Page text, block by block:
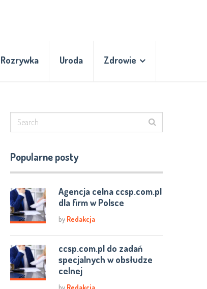
Rozrywka Uroda Zdrowie
Popularne posty
Agencja celna ccsp.com.pl
dla firm w Polsce
by Redakcja
ccsp.com.pl do zadań
specjalnych w obsłudze
celnej
by Redakcja